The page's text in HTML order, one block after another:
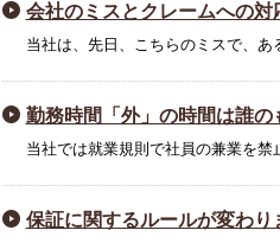
会社のミスとクレームへの対
当社は、先日、こちらのミスで、
勤務時間「外」の時間は誰の
当社では就業規則で社員の兼業を
保証に関するルールが変わり